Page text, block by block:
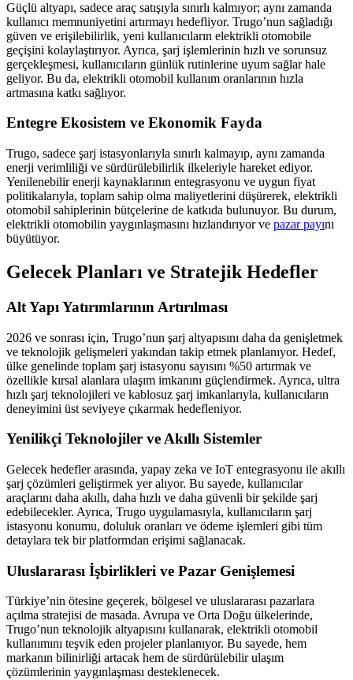
Güçlü altyapı, sadece araç satışıyla sınırlı kalmıyor; aynı zamanda
kullanıcı memnuniyetini artırmayı hedefliyor. Trugo’nun sağladığı
güven ve erişilebilirlik, yeni kullanıcıların elektrikli otomobile
geçişini kolaylaştırıyor. Ayrıca, şarj işlemlerinin hızlı ve sorunsuz
gerçekleşmesi, kullanıcıların günlük rutinlerine uyum sağlar hale
geliyor. Bu da, elektrikli otomobil kullanım oranlarının hızla
artmasına katkı sağlıyor.
Entegre Ekosistem ve Ekonomik Fayda
Trugo, sadece şarj istasyonlarıyla sınırlı kalmayıp, aynı zamanda
enerji verimliliği ve sürdürülebilirlik ilkeleriyle hareket ediyor.
Yenilenebilir enerji kaynaklarının entegrasyonu ve uygun fiyat
politikalarıyla, toplam sahip olma maliyetlerini düşürerek, elektrikli
otomobil sahiplerinin bütçelerine de katkıda bulunuyor. Bu durum,
elektrikli otomobilin yaygınlaşmasını hızlandırıyor ve pazar payını
büyütüyor.
Gelecek Planları ve Stratejik Hedefler
Alt Yapı Yatırımlarının Artırılması
2026 ve sonrası için, Trugo’nun şarj altyapısını daha da genişletmek
ve teknolojik gelişmeleri yakından takip etmek planlanıyor. Hedef,
ülke genelinde toplam şarj istasyonu sayısını %50 artırmak ve
özellikle kırsal alanlara ulaşım imkanını güçlendirmek. Ayrıca, ultra
hızlı şarj teknolojileri ve kablosuz şarj imkanlarıyla, kullanıcıların
deneyimini üst seviyeye çıkarmak hedefleniyor.
Yenilikçi Teknolojiler ve Akıllı Sistemler
Gelecek hedefler arasında, yapay zeka ve IoT entegrasyonu ile akıllı
şarj çözümleri geliştirmek yer alıyor. Bu sayede, kullanıcılar
araçlarını daha akıllı, daha hızlı ve daha güvenli bir şekilde şarj
edebilecekler. Ayrıca, Trugo uygulamasıyla, kullanıcıların şarj
istasyonu konumu, doluluk oranları ve ödeme işlemleri gibi tüm
detaylara tek bir platformdan erişimi sağlanacak.
Uluslararası İşbirlikleri ve Pazar Genişlemesi
Türkiye’nin ötesine geçerek, bölgesel ve uluslararası pazarlara
açılma stratejisi de masada. Avrupa ve Orta Doğu ülkelerinde,
Trugo’nun teknolojik altyapısını kullanarak, elektrikli otomobil
kullanımını teşvik eden projeler planlanıyor. Bu sayede, hem
markanın bilinirliği artacak hem de sürdürülebilir ulaşım
çözümlerinin yaygınlaşması desteklenecek.